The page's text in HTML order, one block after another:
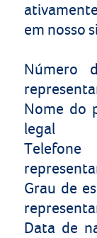
em nosso
Número
Nome do
legal
Grau de
Data de